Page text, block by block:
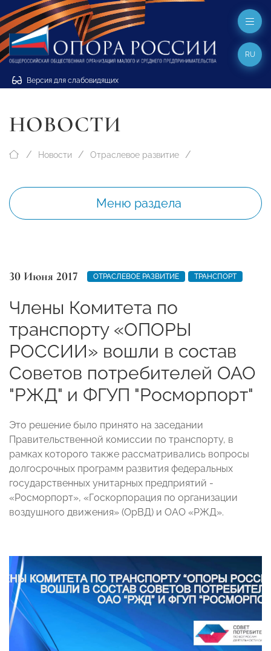
Версия для слабовидящих
RU
НОВОСТИ
Новости Отраслевое развитие
Меню раздела
30 Июня 2017 ОТРАСЛЕВОЕ РАЗВИТИЕ ТРАНСПОРТ
Члены Комитета по
транспорту «ОПОРЫ
РОССИИ» вошли в состав
Советов потребителей ОАО
"РЖД" и ФГУП "Росморпорт"
Это решение было принято на заседании
Правительственной комиссии по транспорту, в
рамках которого также рассматривались вопросы
долгосрочных программ развития федеральных
государственных унитарных предприятий -
«Росморпорт», «Госкорпорация по организации
воздушного движения» (ОрВД) и ОАО «РЖД».